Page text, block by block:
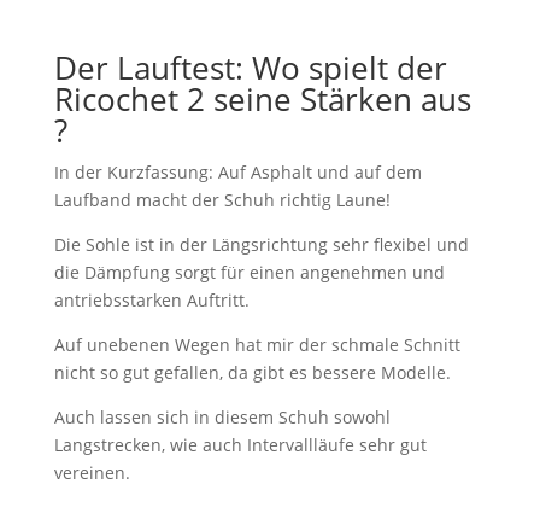
Der Lauftest: Wo spielt der
Ricochet 2 seine Stärken aus
?
In der Kurzfassung: Auf Asphalt und auf dem
Laufband macht der Schuh richtig Laune!
Die Sohle ist in der Längsrichtung sehr flexibel und
die Dämpfung sorgt für einen angenehmen und
antriebsstarken Auftritt.
Auf unebenen Wegen hat mir der schmale Schnitt
nicht so gut gefallen, da gibt es bessere Modelle.
Auch lassen sich in diesem Schuh sowohl
Langstrecken, wie auch Intervallläufe sehr gut
vereinen.